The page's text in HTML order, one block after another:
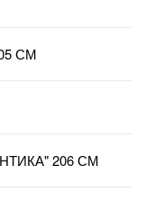
СМ
206 СМ